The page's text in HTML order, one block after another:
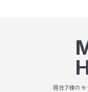
現在7棟のモ